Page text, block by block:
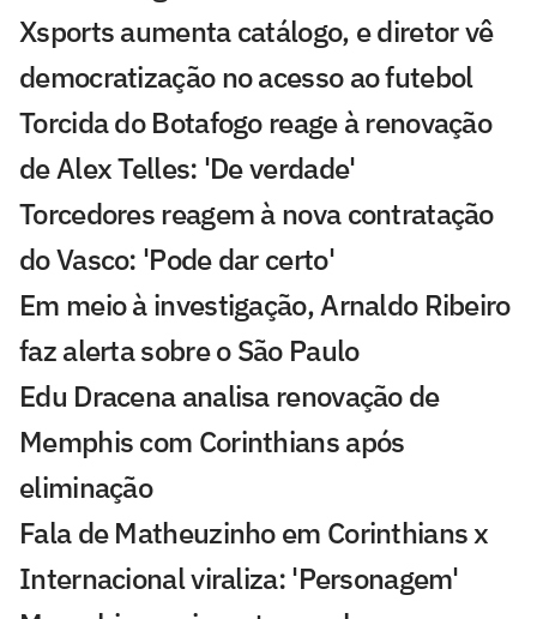
Xsports aumenta catálogo, e diretor vê
democratização no acesso ao futebol
Torcida do Botafogo reage à renovação
de Alex Telles: 'De verdade'
Torcedores reagem à nova contratação
do Vasco: 'Pode dar certo'
Em meio à investigação, Arnaldo Ribeiro
faz alerta sobre o São Paulo
Edu Dracena analisa renovação de
Memphis com Corinthians após
eliminação
Fala de Matheuzinho em Corinthians x
Internacional viraliza: 'Personagem'